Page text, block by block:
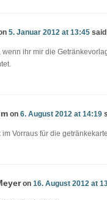
5. Januar 2012 at 13:45
wenn ihr mir die
on 6. August 2012 at 14:19
Vorraus für die getränkekarte
on 16. August 2012 at